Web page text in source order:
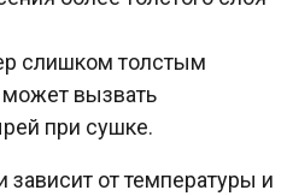
слишком толстым
может вызвать
при сушке.
зависит от температуры и